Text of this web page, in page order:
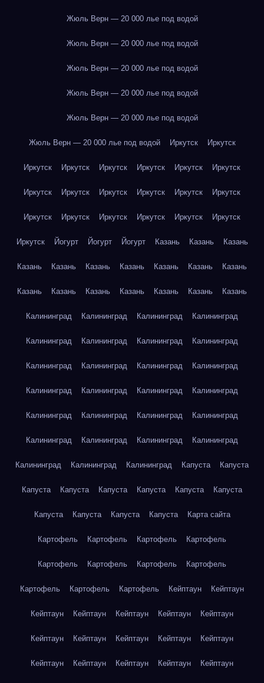
Жюль Верн — 20 000 лье под водой
Жюль Верн — 20 000 лье под водой
Жюль Верн — 20 000 лье под водой
Жюль Верн — 20 000 лье под водой
Жюль Верн — 20 000 лье под водой
Жюль Верн — 20 000 лье под водой Иркутск Иркутск
Иркутск Иркутск Иркутск Иркутск Иркутск Иркутск
Иркутск Иркутск Иркутск Иркутск Иркутск Иркутск
Иркутск Иркутск Иркутск Иркутск Иркутск Иркутск
Иркутск Йогурт Йогурт Йогурт Казань Казань Казань
Казань Казань Казань Казань Казань Казань Казань
Казань Казань Казань Казань Казань Казань Казань
Калининград Калининград Калининград Калининград
Калининград Калининград Калининград Калининград
Калининград Калининград Калининград Калининград
Калининград Калининград Калининград Калининград
Калининград Калининград Калининград Калининград
Калининград Калининград Калининград Калининград
Калининград Калининград Калининград Капуста Капуста
Капуста Капуста Капуста Капуста Капуста Капуста
Капуста Капуста Капуста Капуста Карта сайта
Картофель Картофель Картофель Картофель
Картофель Картофель Картофель Картофель
Картофель Картофель Картофель Кейптаун Кейптаун
Кейптаун Кейптаун Кейптаун Кейптаун Кейптаун
Кейптаун Кейптаун Кейптаун Кейптаун Кейптаун
Кейптаун Кейптаун Кейптаун Кейптаун Кейптаун